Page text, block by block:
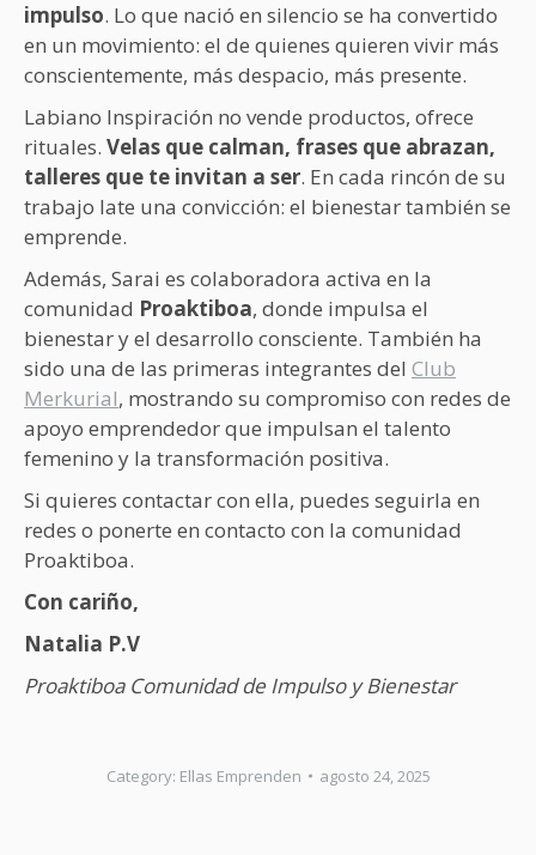
impulso. Lo que nació en silencio se ha convertido
en un movimiento: el de quienes quieren vivir más
conscientemente, más despacio, más presente.
Labiano Inspiración no vende productos, ofrece
rituales. Velas que calman, frases que abrazan,
talleres que te invitan a ser. En cada rincón de su
trabajo late una convicción: el bienestar también se
emprende.
Además, Sarai es colaboradora activa en la
comunidad Proaktiboa, donde impulsa el
bienestar y el desarrollo consciente. También ha
sido una de las primeras integrantes del Club
Merkurial, mostrando su compromiso con redes de
apoyo emprendedor que impulsan el talento
femenino y la transformación positiva.
Si quieres contactar con ella, puedes seguirla en
redes o ponerte en contacto con la comunidad
Proaktiboa.
Con cariño,
Natalia P.V
Proaktiboa Comunidad de Impulso y Bienestar
Category: Ellas Emprenden agosto 24, 2025